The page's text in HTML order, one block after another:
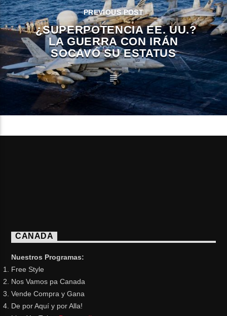
PREVIOUS POST
¿SUPERPOTENCIA EE. UU.?
LA GUERRA CON IRÁN
SOCAVÓ SU ESTATUS
CANADA
Nuestros Programas:
Free Style
Nos Vamos pa Canada
Vende Compra y Gana
De por Aquí y por Alla!